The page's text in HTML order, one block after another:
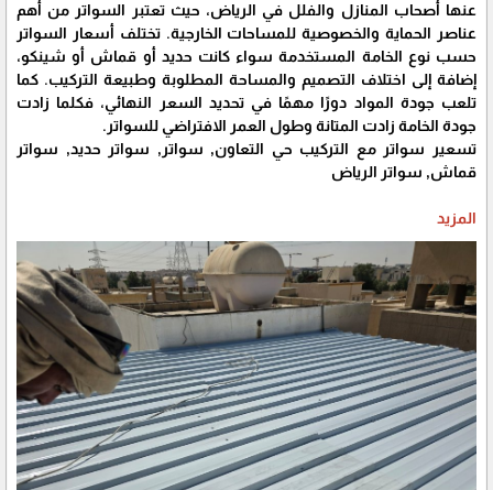
عنها أصحاب المنازل والفلل في الرياض، حيث تعتبر السواتر من أهم
عناصر الحماية والخصوصية للمساحات الخارجية. تختلف أسعار السواتر
حسب نوع الخامة المستخدمة سواء كانت حديد أو قماش أو شينكو،
إضافة إلى اختلاف التصميم والمساحة المطلوبة وطبيعة التركيب. كما
تلعب جودة المواد دورًا مهمًا في تحديد السعر النهائي، فكلما زادت
جودة الخامة زادت المتانة وطول العمر الافتراضي للسواتر.
تسعير سواتر مع التركيب حي التعاون, سواتر, سواتر حديد, سواتر
قماش, سواتر الرياض
المزيد